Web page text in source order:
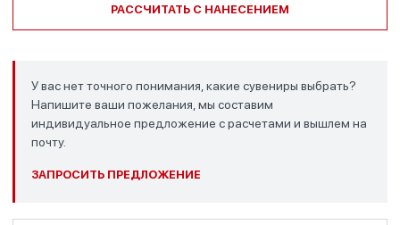
РАССЧИТАТЬ С НАНЕСЕНИЕМ
У вас нет точного понимания, какие сувениры выбрать?
Напишите ваши пожелания, мы составим
индивидуальное предложение с расчетами и вышлем на
почту.
ЗАПРОСИТЬ ПРЕДЛОЖЕНИЕ